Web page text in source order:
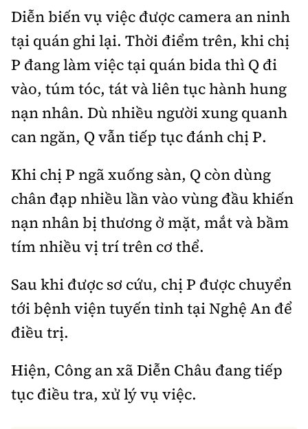
Diễn biến vụ việc được camera an ninh
tại quán ghi lại. Thời điểm trên, khi chị
P đang làm việc tại quán bida thì Q đi
vào, túm tóc, tát và liên tục hành hung
nạn nhân. Dù nhiều người xung quanh
can ngăn, Q vẫn tiếp tục đánh chị P.
Khi chị P ngã xuống sàn, Q còn dùng
chân đạp nhiều lần vào vùng đầu khiến
nạn nhân bị thương ở mặt, mắt và bầm
tím nhiều vị trí trên cơ thể.
Sau khi được sơ cứu, chị P được chuyển
tới bệnh viện tuyến tỉnh tại Nghệ An để
điều trị.
Hiện, Công an xã Diễn Châu đang tiếp
tục điều tra, xử lý vụ việc.